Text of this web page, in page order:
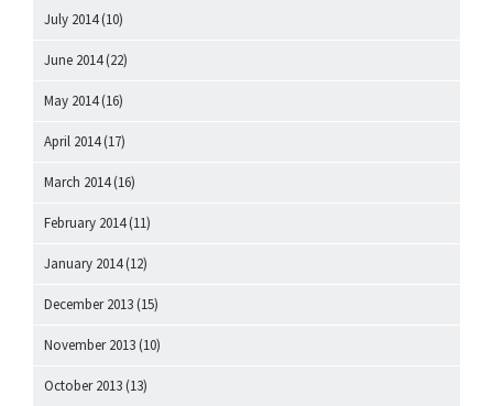
July 2014(10)
June 2014(22)
May 2014(16)
April 2014(17)
March 2014(16)
February 2014(11)
January 2014(12)
December 2013 (15)
November 2013 (10)
October 2013 (13)